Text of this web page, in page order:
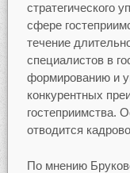
стратегического
сфере
течение
специалистов в
формированию и
конкурентных
гостеприимства.
отводится
По мнению